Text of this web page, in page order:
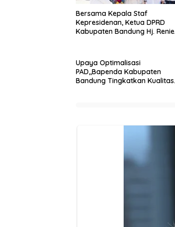
Bersama Kepala Staf
Kepresidenan, Ketua DPRD
Kabupaten Bandung Hj. Renie
Upaya Optimalisasi
PAD,,Bapenda Kabupaten
Bandung Tingkatkan Kualitas